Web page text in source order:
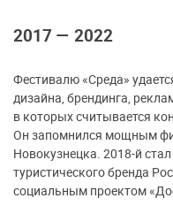
2017 — 2022
Фестивалю «Среда»
дизайна, брендинга,
в которых считывается
Он запомнился мощным
Новокузнецка. 2018-й
туристического бренда
социальным проектом